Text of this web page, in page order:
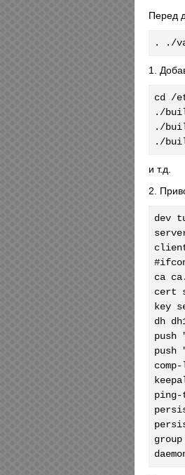
Перед
. ./
1.
cd /
./
./
./
и т.д.
2.
dev
ca
cert
key
dh
push
push
ping-
group